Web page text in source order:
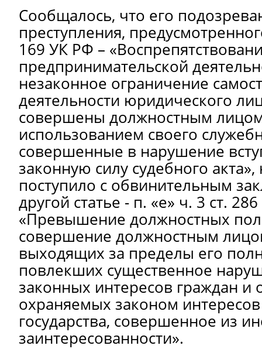
Сообщалось, что его
преступления,
169 УК РФ –
предпринимательской
незаконное ограничение
деятельности юридического
совершены должностным
использованием своего
совершенные в нарушение
законную силу судебного
поступило с обвинительным
другой статье - п. «е» ч. 3 ст.
«Превышение должностных
совершение должностным
выходящих за пределы его
повлекших существенное
законных интересов граждан и
охраняемых законом
государства, совершенное из
заинтересованности».